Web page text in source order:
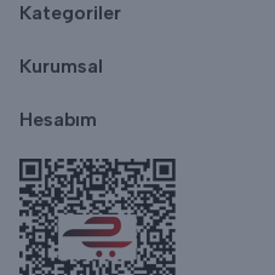
Kategoriler
Kurumsal
Hesabım